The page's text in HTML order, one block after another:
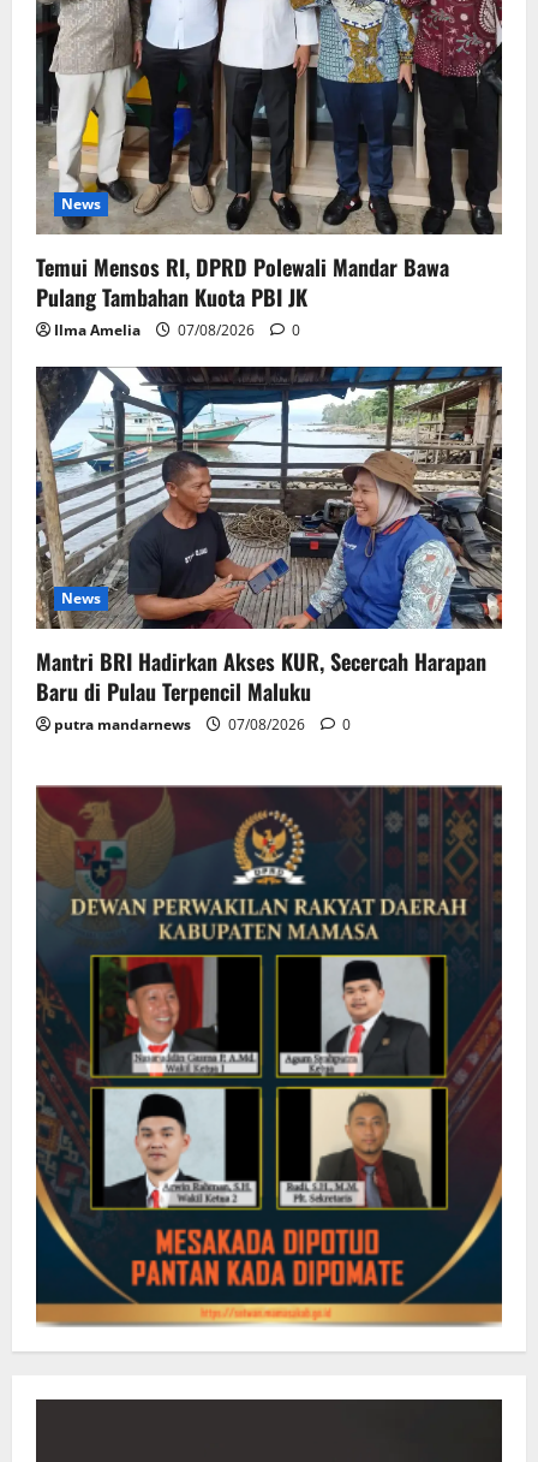
News
Temui Mensos RI, DPRD Polewali Mandar Bawa
Pulang Tambahan Kuota PBI JK
Ilma Amelia 07/08/2026 0
News
Mantri BRI Hadirkan Akses KUR, Secercah Harapan
Baru di Pulau Terpencil Maluku
putra mandarnews 07/08/2026 0